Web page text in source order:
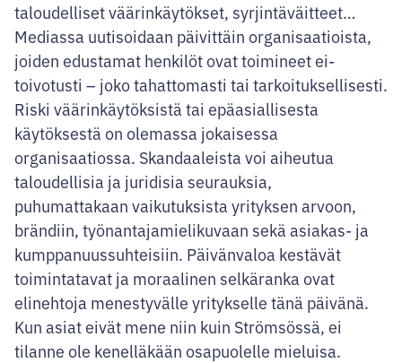
taloudelliset väärinkäytökset, syrjintäväitteet…
Mediassa uutisoidaan päivittäin organisaatioista,
joiden edustamat henkilöt ovat toimineet ei-
toivotusti – joko tahattomasti tai tarkoituksellisesti.
Riski väärinkäytöksistä tai epäasiallisesta
käytöksestä on olemassa jokaisessa
organisaatiossa. Skandaaleista voi aiheutua
taloudellisia ja juridisia seurauksia,
puhumattakaan vaikutuksista yrityksen arvoon,
brändiin, työnantajamielikuvaan sekä asiakas- ja
kumppanuussuhteisiin. Päivänvaloa kestävät
toimintatavat ja moraalinen selkäranka ovat
elinehtoja menestyvälle yritykselle tänä päivänä.
Kun asiat eivät mene niin kuin Strömsössä, ei
tilanne ole kenelläkään osapuolelle mieluisa.